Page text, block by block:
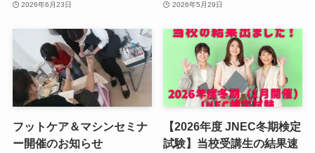
2026年6月23日 2026年5月29日
フットケア＆マシンセミナ
ー開催のお知らせ
【2026年度 JNEC冬期検定
試験】当校受講生の結果速